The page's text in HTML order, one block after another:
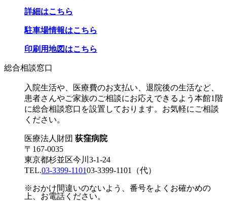
詳細はこちら
駐車場情報はこちら
印刷用地図はこちら
総合相談窓口
入院生活や、医療費のお支払い、退院後の生活など、
患者さんやご家族のご相談にお応えできるよう本館1階
に総合相談窓口を設置しております。お気軽にご相談
ください。
医療法人財団 荻窪病院
〒167-0035
東京都杉並区今川3-1-24
TEL.03-3399-110103-3399-1101 （代）
※おかけ間違いのないよう、番号をよくお確かめの
上、お電話ください。